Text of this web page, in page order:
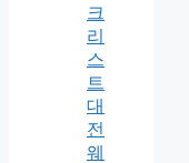
크
리
스
트
대
전
웨